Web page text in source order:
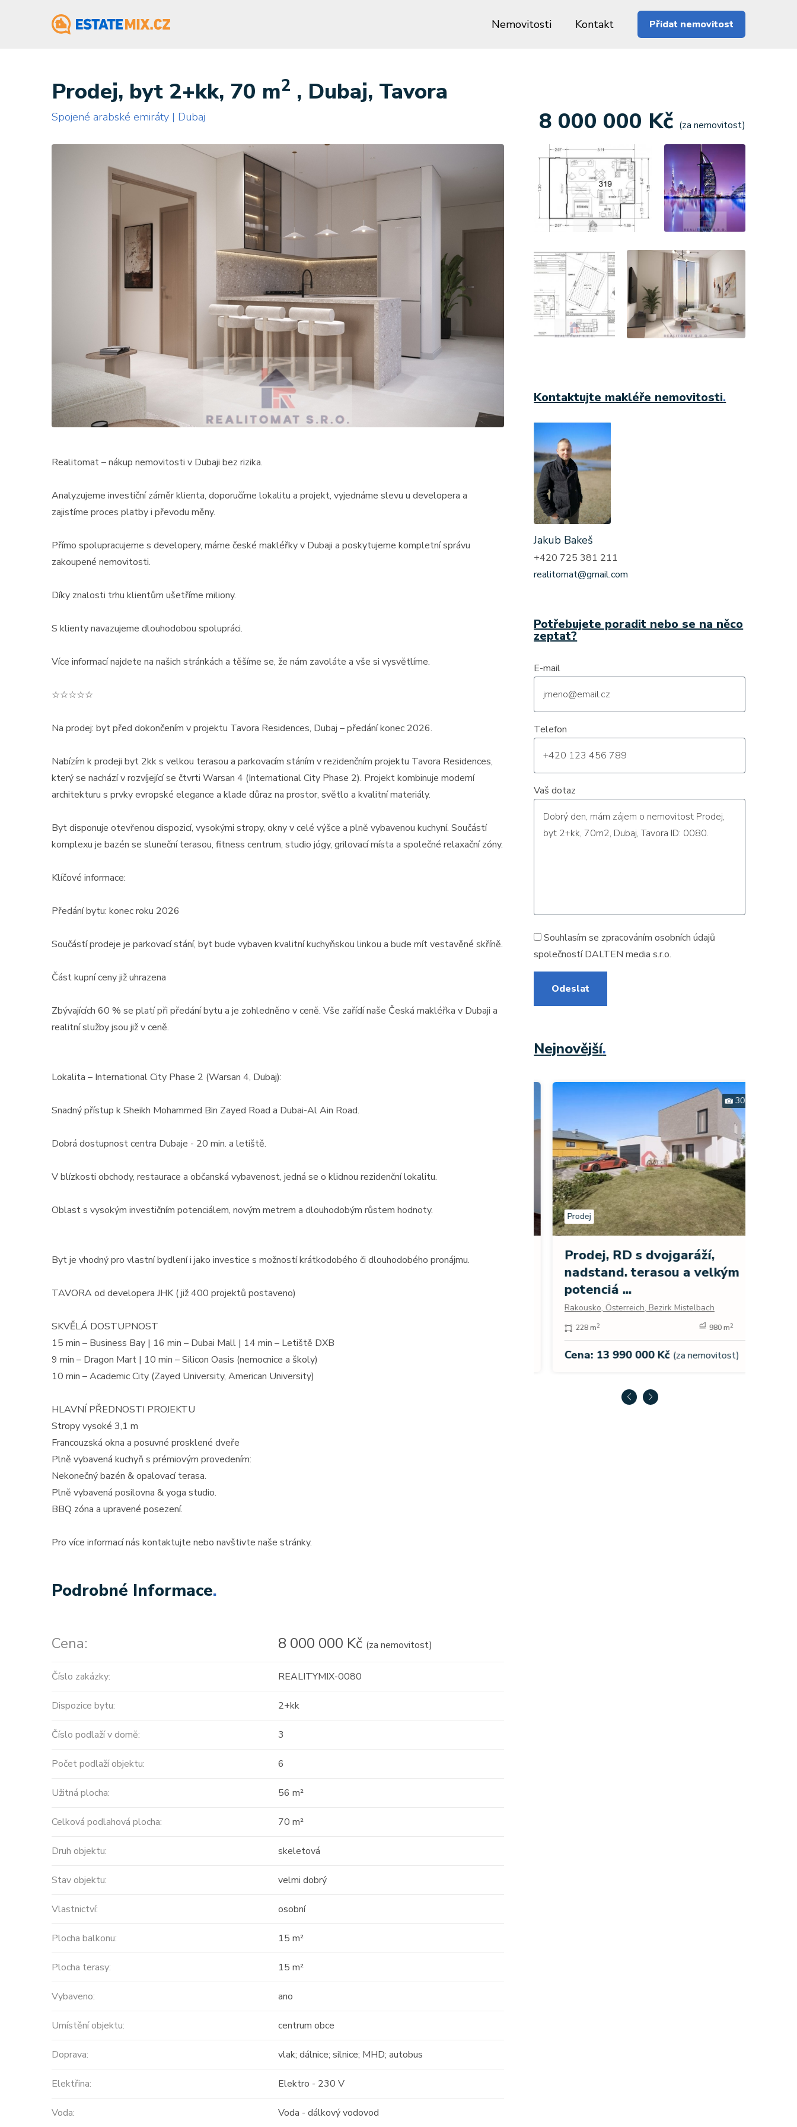
Nemovitosti Kontakt Přidat nemovitost
Prodej, byt 2+kk, 70 m2 , Dubaj, Tavora
Spojené arabské emiráty | Dubaj 8 000 000 Kč (za nemovitost)
Realitomat – nákup nemovitosti v Dubaji bez rizika.
Analyzujeme investiční záměr klienta, doporučíme lokalitu a projekt, vyjednáme slevu u developera a
zajistíme proces platby i převodu měny.
Přímo spolupracujeme s developery, máme české makléřky v Dubaji a poskytujeme kompletní správu
zakoupené nemovitosti.
Díky znalosti trhu klientům ušetříme miliony.
S klienty navazujeme dlouhodobou spolupráci.
Více informací najdete na našich stránkách a těšíme se, že nám zavoláte a vše si vysvětlíme.
☆☆☆☆☆
Na prodej: byt před dokončením v projektu Tavora Residences, Dubaj – předání konec 2026.
Nabízím k prodeji byt 2kk s velkou terasou a parkovacím stáním v rezidenčním projektu Tavora Residences,
který se nachází v rozvíjející se čtvrti Warsan 4 (International City Phase 2). Projekt kombinuje moderní
architekturu s prvky evropské elegance a klade důraz na prostor, světlo a kvalitní materiály.
Byt disponuje otevřenou dispozicí, vysokými stropy, okny v celé výšce a plně vybavenou kuchyní. Součástí
komplexu je bazén se sluneční terasou, fitness centrum, studio jógy, grilovací místa a společné relaxační zóny.
Klíčové informace:
Předání bytu: konec roku 2026
Součástí prodeje je parkovací stání, byt bude vybaven kvalitní kuchyňskou linkou a bude mít vestavěné skříně.
Část kupní ceny již uhrazena
Zbývajících 60 % se platí při předání bytu a je zohledněno v ceně. Vše zařídí naše Česká makléřka v Dubaji a
realitní služby jsou již v ceně.
Lokalita – International City Phase 2 (Warsan 4, Dubaj):
Snadný přístup k Sheikh Mohammed Bin Zayed Road a Dubai-Al Ain Road.
Dobrá dostupnost centra Dubaje - 20 min. a letiště.
V blízkosti obchody, restaurace a občanská vybavenost, jedná se o klidnou rezidenční lokalitu.
Oblast s vysokým investičním potenciálem, novým metrem a dlouhodobým růstem hodnoty.
Byt je vhodný pro vlastní bydlení i jako investice s možností krátkodobého či dlouhodobého pronájmu.
TAVORA od developera JHK ( již 400 projektů postaveno)
SKVĚLÁ DOSTUPNOST
15 min – Business Bay | 16 min – Dubai Mall | 14 min – Letiště DXB
9 min – Dragon Mart | 10 min – Silicon Oasis (nemocnice a školy)
10 min – Academic City (Zayed University, American University)
HLAVNÍ PŘEDNOSTI PROJEKTU
Stropy vysoké 3,1 m
Francouzská okna a posuvné prosklené dveře
Plně vybavená kuchyň s prémiovým provedením:
Nekonečný bazén & opalovací terasa.
Plně vybavená posilovna & yoga studio.
BBQ zóna a upravené posezení.
Pro více informací nás kontaktujte nebo navštivte naše stránky.
Podrobné Informace.
Cena: 8 000 000 Kč (za nemovitost)
Číslo zakázky: REALITYMIX-0080
Dispozice bytu: 2+kk
Číslo podlaží v domě: 3
Počet podlaží objektu: 6
Užitná plocha: 56 m²
Celková podlahová plocha: 70 m²
Druh objektu: skeletová
Stav objektu: velmi dobrý
Vlastnictví: osobní
Plocha balkonu: 15 m²
Plocha terasy: 15 m²
Vybaveno: ano
Umístění objektu: centrum obce
Doprava: vlak; dálnice; silnice; MHD; autobus
Elektřina: Elektro - 230 V
Voda: Voda - dálkový vodovod
Kontaktujte makléře nemovitosti.
Jakub Bakeš
+420 725 381 211
realitomat@gmail.com
Potřebujete poradit nebo se na něco
zeptat?
E-mail
Telefon
Vaš dotaz
Souhlasím se zpracovánímosobních údajů
společností DALTEN media s.r.o.
Odeslat
Nejnovější.
Prodej
velikosti 416m2 + terasa -
0 m
Cena: 14 450 000 Kč (za nemovitost)
Prodej
Střešní apartmán s
30
Prodej
Prodej, RD s dvojgaráží,
nadstand. terasou a velkým
potenciá ...
Rakousko, Österreich, Bezirk Mistelbach
228 m2 980 m2
Cena: 13 990 000 Kč (za nemovitost)